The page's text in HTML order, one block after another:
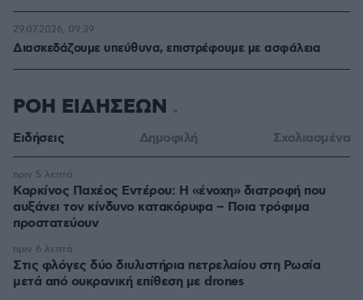
Διασκεδάζουμε υπεύθυνα, επιστρέφουμε με ασφάλεια
29.07.2026, 09:39
ΡΟΗ ΕΙΔΗΣΕΩΝ
Ειδήσεις Δημοφιλή Σχολιασμένα
Καρκίνος Παχέος Εντέρου: Η «ένοχη» διατροφή που
αυξάνει τον κίνδυνο κατακόρυφα – Ποια τρόφιμα
προστατεύουν
πριν 5 λεπτά
Στις φλόγες δύο διυλιστήρια πετρελαίου στη Ρωσία
μετά από ουκρανική επίθεση με drones
πριν 6 λεπτά